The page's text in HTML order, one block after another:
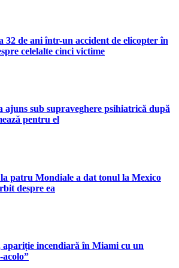
32 de ani într-un accident de elicopter în
celelalte cinci victime
sub supraveghere psihiatrică după
pentru el
patru Mondiale a dat tonul la Mexico
despre ea
apariție incendiară în Miami cu un
acolo”